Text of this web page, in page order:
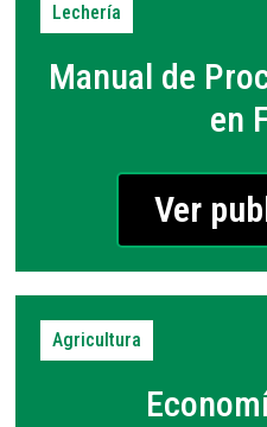
Lechería
Manual de
en
Ver
Agricultura